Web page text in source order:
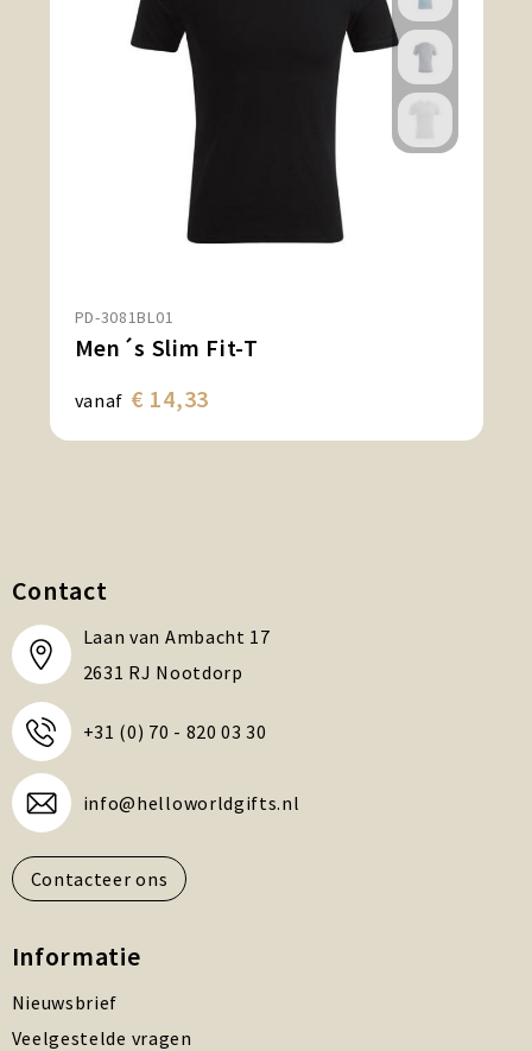
PD-3081BL01
Men´s Slim Fit-T
vanaf € 14,33
Contact
Laan van Ambacht 17
2631 RJ Nootdorp
+31 (0) 70 - 820 03 30
info@helloworldgifts.nl
Contacteer ons
Informatie
Nieuwsbrief
Veelgestelde vragen